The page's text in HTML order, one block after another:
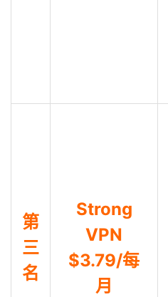
第
三
名
Strong
VPN
$3.79/每
月